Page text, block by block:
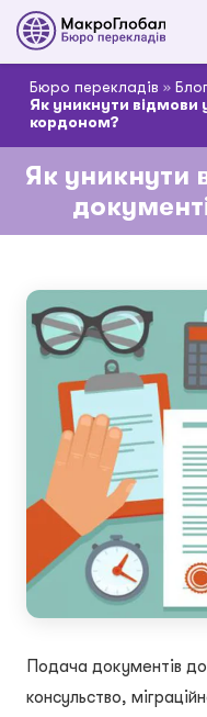
Бюро перекладів » Блог
Як уникнути відмови
кордоном?
Як уникнути
Подача документів
консульство,